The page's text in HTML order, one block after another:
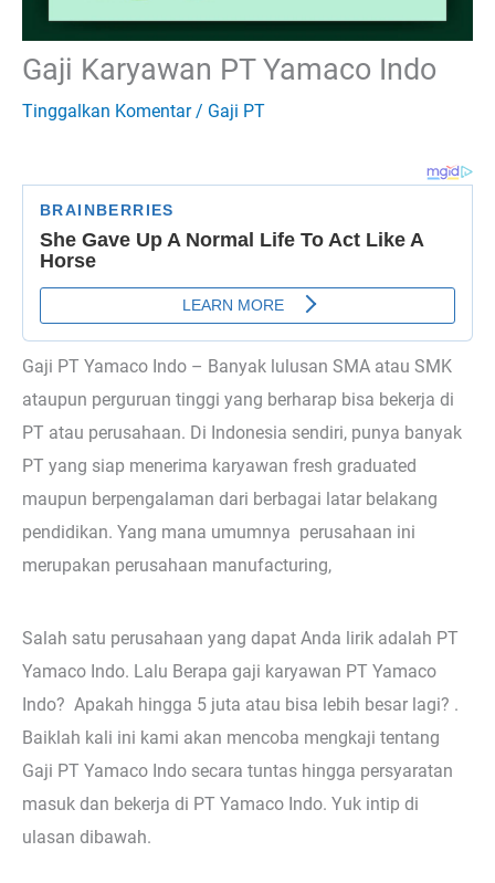
Gaji Karyawan PT Yamaco Indo
Tinggalkan Komentar / Gaji PT
Gaji PT Yamaco Indo – Banyak lulusan SMA atau SMK
ataupun perguruan tinggi yang berharap bisa bekerja di
PT atau perusahaan. Di Indonesia sendiri, punya banyak
PT yang siap menerima karyawan fresh graduated
maupun berpengalaman dari berbagai latar belakang
pendidikan. Yang mana umumnya perusahaan ini
merupakan perusahaan manufacturing,
Salah satu perusahaan yang dapat Anda lirik adalah PT
Yamaco Indo. Lalu Berapa gaji karyawan PT Yamaco
Indo? Apakah hingga 5 juta atau bisa lebih besar lagi? .
Baiklah kali ini kami akan mencoba mengkaji tentang
Gaji PT Yamaco Indo secara tuntas hingga persyaratan
masuk dan bekerja di PT Yamaco Indo. Yuk intip di
ulasan dibawah.